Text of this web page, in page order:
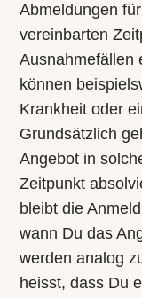
Abmeldungen
vereinbarten
Ausnahmefällen
können
Krankheit oder
Grundsätzlich
Angebot in
Zeitpunkt
bleibt die
wann Du das
werden analog
heisst, dass Du